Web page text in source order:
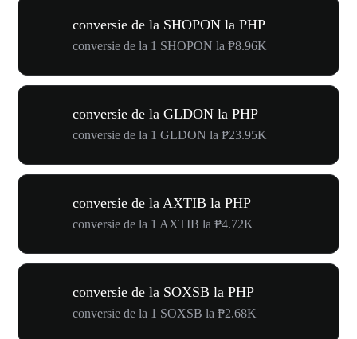
conversie de la SHOPON la PHP
conversie de la 1 SHOPON la ₱8.96K
conversie de la GLDON la PHP
conversie de la 1 GLDON la ₱23.95K
conversie de la AXTIB la PHP
conversie de la 1 AXTIB la ₱4.72K
conversie de la SOXSB la PHP
conversie de la 1 SOXSB la ₱2.68K